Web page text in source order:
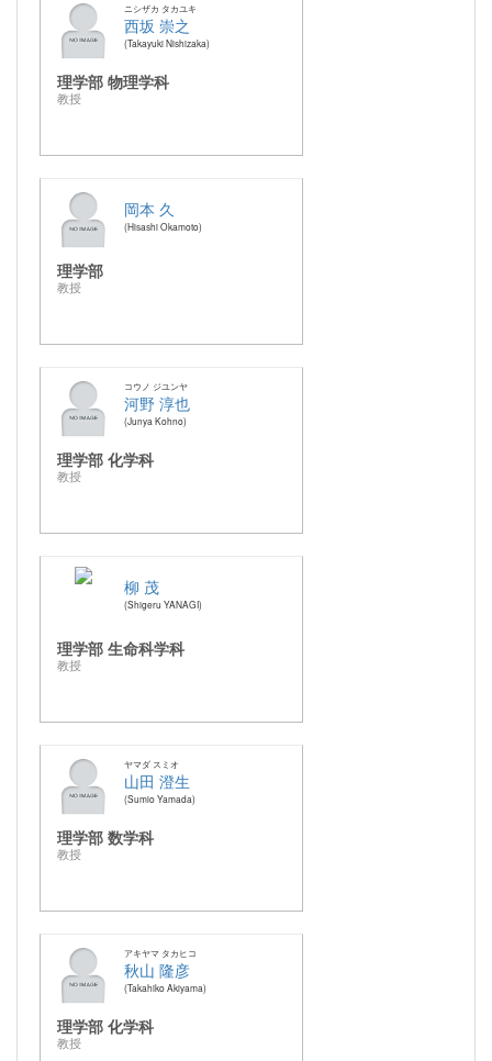
ニシザカ タカユキ
西坂 崇之
Takayuki Nishizaka
理学部 物理学科
教授
岡本 久
Hisashi Okamoto
理学部
教授
コウノ ジユンヤ
河野 淳也
Junya Kohno
理学部 化学科
教授
柳 茂
Shigeru YANAGI
理学部 生命科学科
教授
ヤマダ スミオ
山田 澄生
Sumio Yamada
理学部 数学科
教授
アキヤマ タカヒコ
秋山 隆彦
Takahiko Akiyama
理学部 化学科
教授